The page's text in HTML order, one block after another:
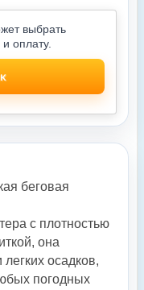
выбрать
оплату.
беговая
с плотностью
она
осадков,
погодных